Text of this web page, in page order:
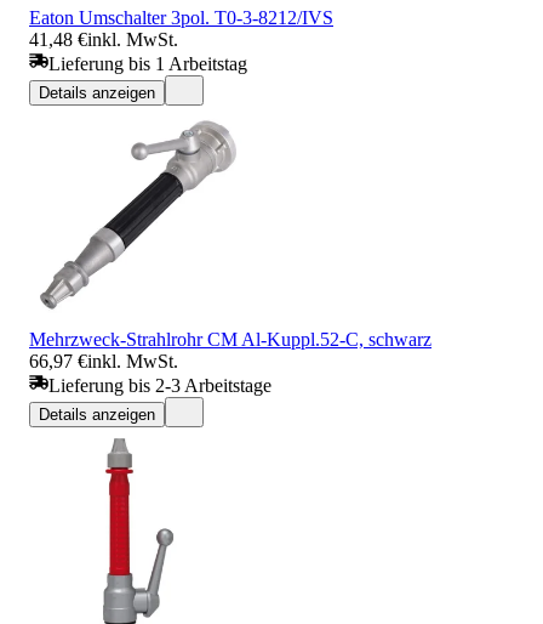
Eaton Umschalter 3pol. T0-3-8212/IVS
41,48 €inkl. MwSt.
Lieferung bis 1 Arbeitstag
Details anzeigen
Mehrzweck-Strahlrohr CM Al-Kuppl.52-C, schwarz
66,97 €inkl. MwSt.
Lieferung bis 2-3 Arbeitstage
Details anzeigen